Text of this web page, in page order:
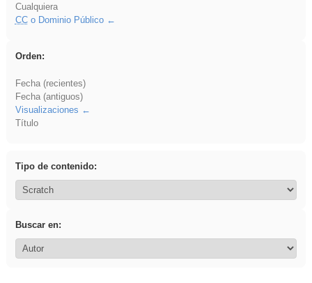
Cualquiera
CCo Dominio Público
Orden:
Fecha (recientes)
Fecha (antiguos)
Visualizaciones
Título
Tipo de contenido:
Buscar en: